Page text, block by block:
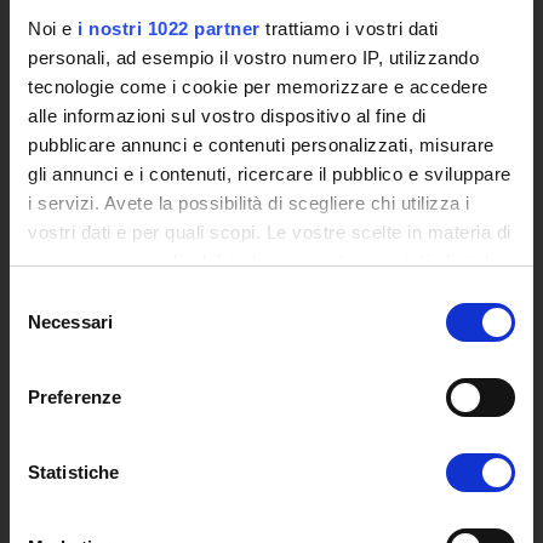
Noi e i nostri 1022 partner trattiamo i vostri dati
personali, ad esempio il vostro numero IP, utilizzando
tecnologie come i cookie per memorizzare e accedere
alle informazioni sul vostro dispositivo al fine di
pubblicare annunci e contenuti personalizzati, misurare
gli annunci e i contenuti, ricercare il pubblico e sviluppare
i servizi. Avete la possibilità di scegliere chi utilizza i
vostri dati e per quali scopi. Le vostre scelte in materia di
privacy sono applicabili solo su questa proprietà digitale
modificare o revocare il proprio consenso in qualsiasi
momento dalla Dichiarazione sui cookie o facendo clic
raccogliere informazioni sulla tua posizione
geografica, con un'approssimazione di qualche
delNecessari
Preferenze
Statistiche
Accesso alla Banca Dati di Segreteria Online
Posta Elettronica Certificata - PEC
Bacheca del Rettore
DIDATTICA
Corsi di Laurea
Corsi di Perfezionamento
Dottorato di Ricerca
Certificazioni e Alta Formazione Professionale
Mondo Scuola - Corsi per Insegnanti